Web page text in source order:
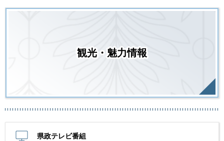
観光・魅力情報
県政テレビ番組